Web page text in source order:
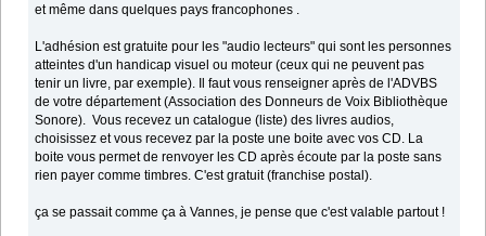
et même dans quelques pays francophones .
L'adhésion est gratuite pour les "audio lecteurs" qui sont les personnes
atteintes d'un handicap visuel ou moteur (ceux qui ne peuvent pas
tenir un livre, par exemple). Il faut vous renseigner après de l'ADVBS
de votre département (Association des Donneurs de Voix Bibliothèque
Sonore). Vous recevez un catalogue (liste) des livres audios,
choisissez et vous recevez par la poste une boite avec vos CD. La
boite vous permet de renvoyer les CD après écoute par la poste sans
rien payer comme timbres. C'est gratuit (franchise postal).
ça se passait comme ça à Vannes, je pense que c'est valable partout !